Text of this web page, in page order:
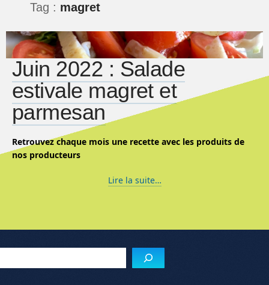
Tag : magret
Juin 2022 : Salade
estivale magret et
parmesan
Retrouvez chaque mois une recette avec les produits de
nos producteurs
Lire la suite…